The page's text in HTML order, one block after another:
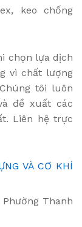
keo chống
chọn lựa dịch
vì chất lượng
tôi luôn
đề xuất các
Liên hệ trực
VÀ CƠ KHÍ
Thanh